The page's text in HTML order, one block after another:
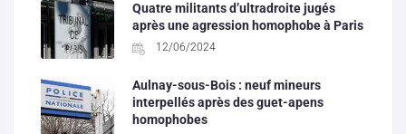
Quatre militants d’ultradroite jugés
après une agression homophobe à Paris
12/06/2024
Aulnay-sous-Bois : neuf mineurs
interpellés après des guet-apens
homophobes